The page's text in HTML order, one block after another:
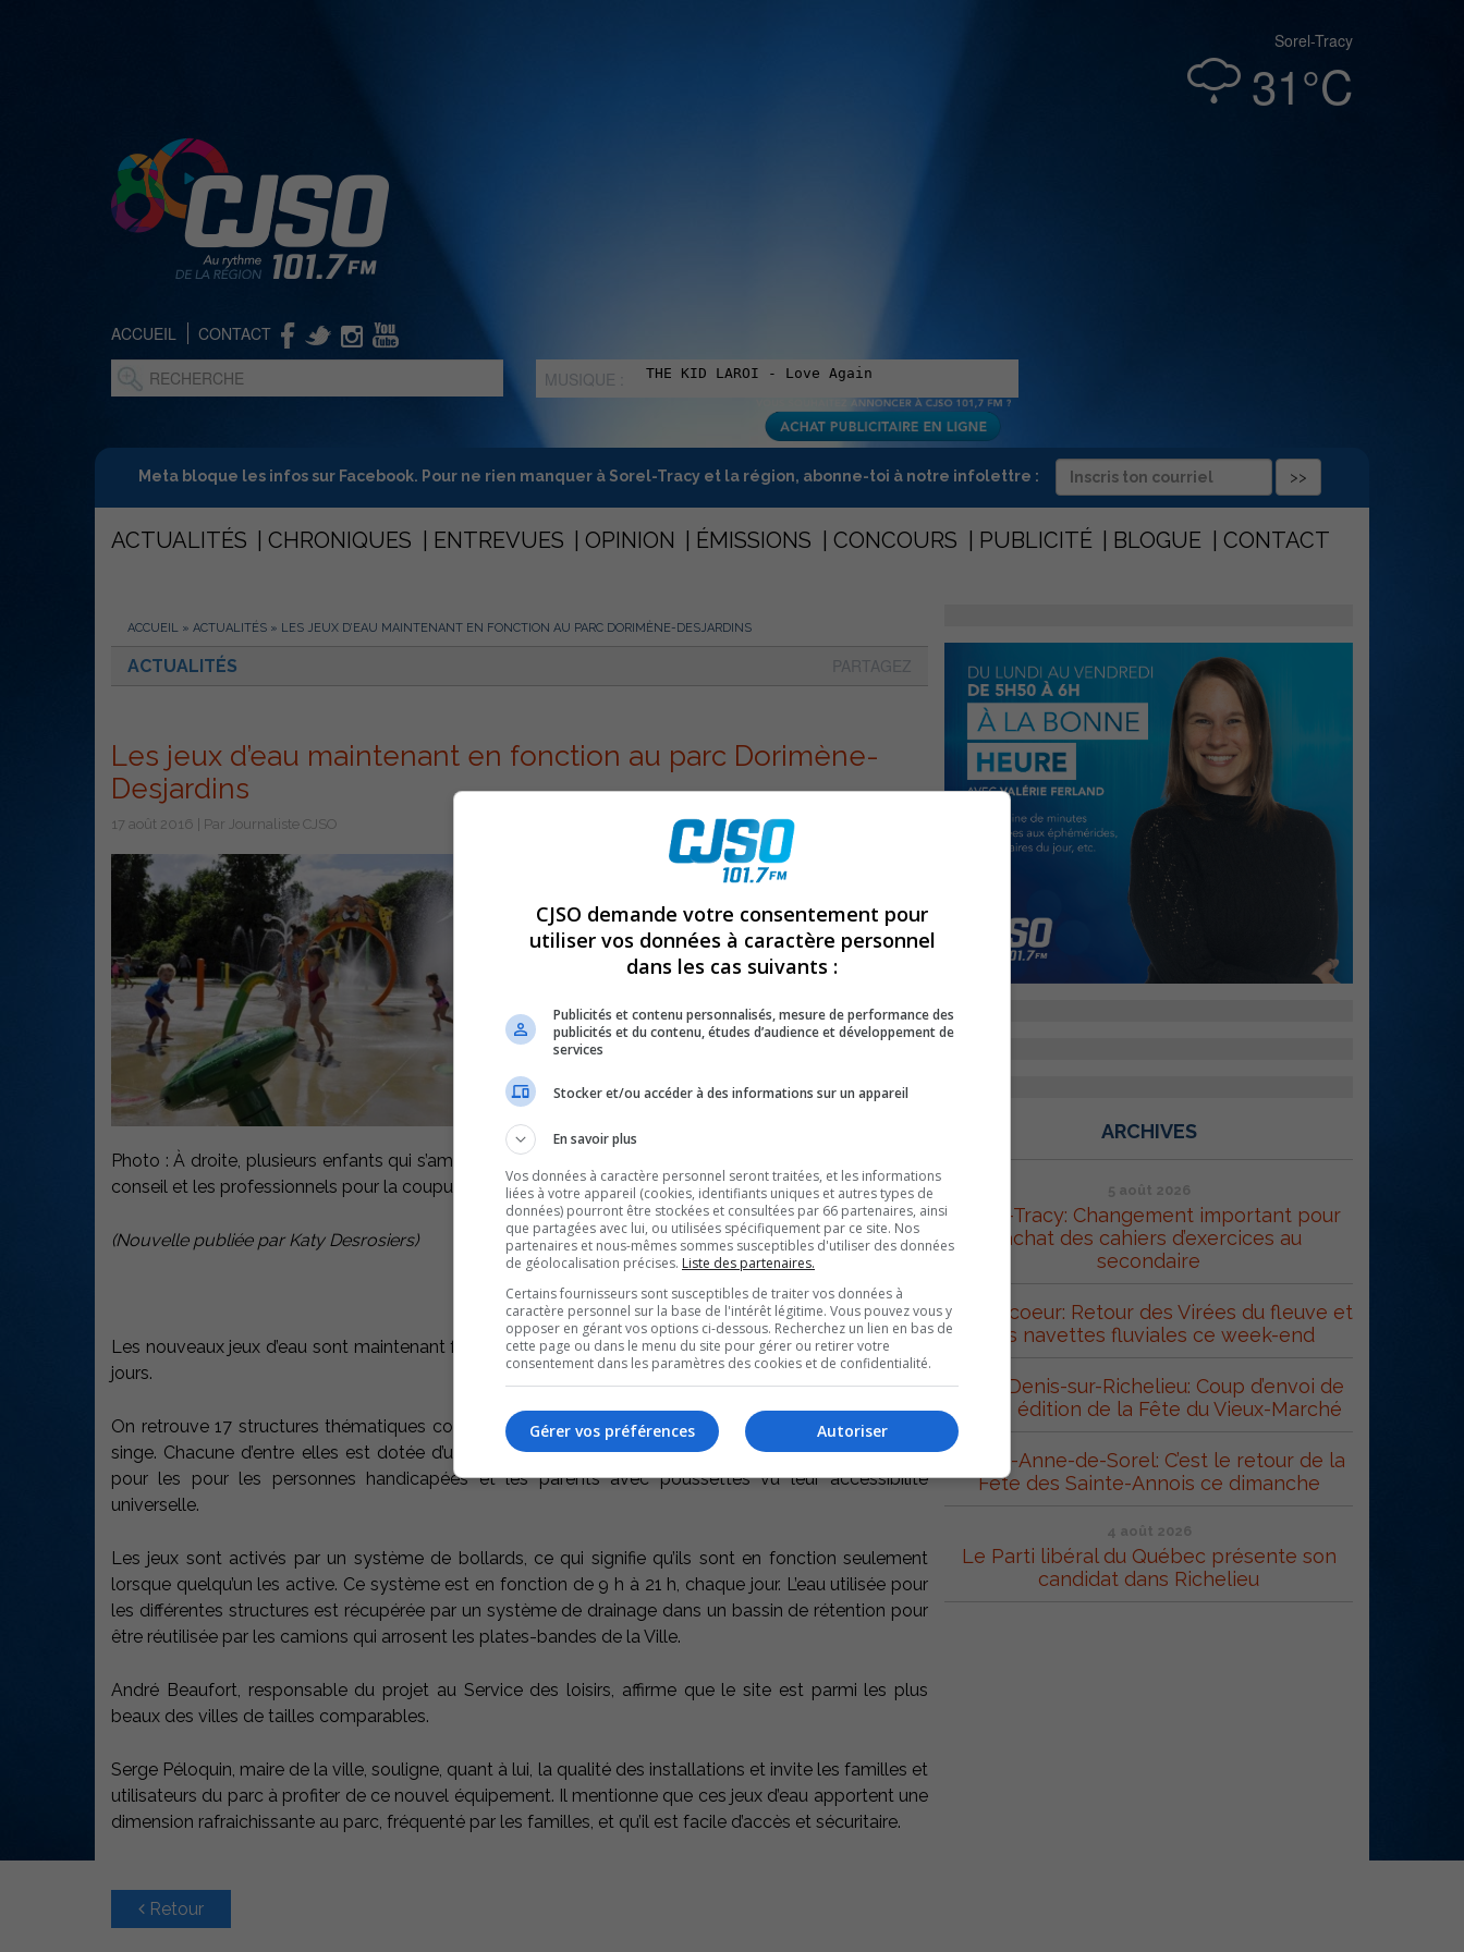
Sorel-Tracy
31°C
ACCUEIL CONTACT
MUSIQUE :
Meta bloque les infos sur Facebook. Pour ne rien manquer à Sorel-Tracy et la région, abonne-toi à notre infolettre :
ACTUALITÉS CHRONIQUES ENTREVUES OPINION ÉMISSIONS CONCOURS PUBLICITÉ BLOGUE CONTACT
ACCUEIL » ACTUALITÉS » LES JEUX D’EAU MAINTENANT EN FONCTION AU PARC DORIMÈNE-DESJARDINS
ACTUALITÉS PARTAGEZ
Les jeux d’eau maintenant en fonction au parc Dorimène-
Desjardins
17 août 2016 | Par Journaliste CJSO
Photo : À droite, plusieurs enfants qui s’amusaient déjà dans les jeux d’eau ont rejoint les membres du
conseil et les professionnels pour la coupure du ruban.
(Nouvelle publiée par Katy Desrosiers)
Les nouveaux jeux d’eau sont maintenant fonctionnels au parc Dorimène-Desjardins depuis quelques
jours.
On retrouve 17 structures thématiques comme le serpent, la tortue et la feuille d’eau avec son petit
singe. Chacune d’entre elles est dotée d’un ou plusieurs gicleurs à eau. Elles sont aussi accessibles
pour les pour les personnes handicapées et les parents avec poussettes vu leur accessibilité
universelle.
Les jeux sont activés par un système de bollards, ce qui signifie qu’ils sont en fonction seulement
lorsque quelqu’un les active. Ce système est en fonction de 9 h à 21 h, chaque jour. L’eau utilisée pour
les différentes structures est récupérée par un système de drainage dans un bassin de rétention pour
être réutilisée par les camions qui arrosent les plates-bandes de la Ville.
André Beaufort, responsable du projet au Service des loisirs, affirme que le site est parmi les plus
beaux des villes de tailles comparables.
Serge Péloquin, maire de la ville, souligne, quant à lui, la qualité des installations et invite les familles et
utilisateurs du parc à profiter de ce nouvel équipement. Il mentionne que ces jeux d’eau apportent une
dimension rafraichissante au parc, fréquenté par les familles, et qu’il est facile d’accès et sécuritaire.
Retour
ARCHIVES
5 août 2026
Sorel-Tracy: Changement important pour
l’achat des cahiers d’exercices au
secondaire
Contrecoeur: Retour des Virées du fleuve et
des navettes fluviales ce week-end
Saint-Denis-sur-Richelieu: Coup d’envoi de
la 43e édition de la Fête du Vieux-Marché
Sainte-Anne-de-Sorel: C’est le retour de la
Fête des Sainte-Annois ce dimanche
4 août 2026
Le Parti libéral du Québec présente son
candidat dans Richelieu
CJSO demande votre consentement pour
utiliser vos données à caractère personnel
dans les cas suivants :
Publicités et contenu personnalisés, mesure de performance des
publicités et du contenu, études d’audience et développement de
services
Stocker et/ou accéder à des informations sur un appareil
En savoir plus
Vos données à caractère personnel seront traitées, et les informations
liées à votre appareil (cookies, identifiants uniques et autres types de
données) pourront être stockées et consultées par 66 partenaires, ainsi
que partagées avec lui, ou utilisées spécifiquement par ce site. Nos
partenaires et nous-mêmes sommes susceptibles d'utiliser des données
de géolocalisation précises. Liste des partenaires.
Certains fournisseurs sont susceptibles de traiter vos données à
caractère personnel sur la base de l'intérêt légitime. Vous pouvez vous y
opposer en gérant vos options ci-dessous. Recherchez un lien en bas de
cette page ou dans le menu du site pour gérer ou retirer votre
consentement dans les paramètres des cookies et de confidentialité.
Autoriser
Gérer vos préférences